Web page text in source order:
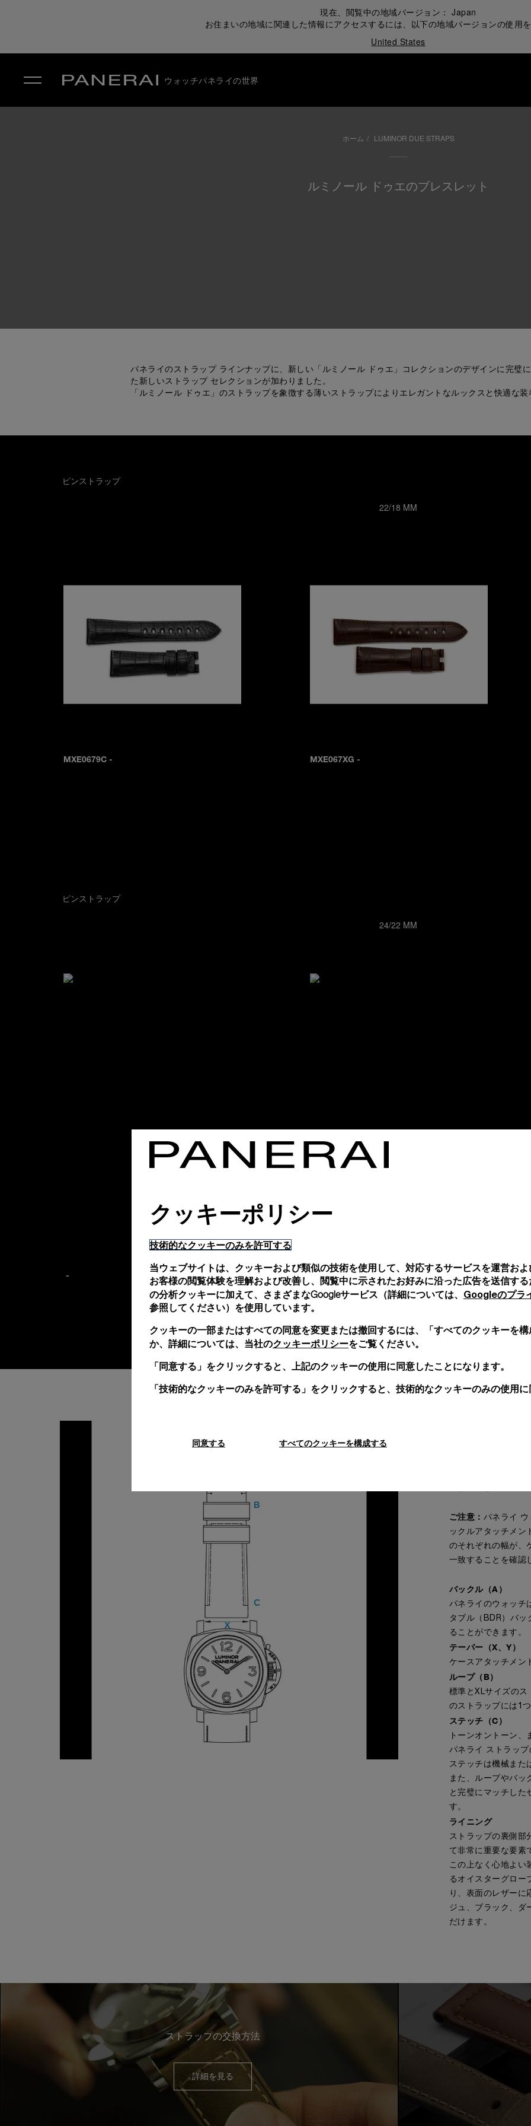
現在、閲覧中の地域バージョン：Japan
お住まいの地域に関連した情報にアクセスするには、以下の地域バージョンの使用
United States
ウォッチパネライの世界
ホーム LUMINOR DUE STRAPS
ルミノール ドゥエのブレスレット
パネライのストラップ ラインナップに、新しい「ルミノール ドゥエ」コレクションのデザインに完璧
た新しいストラップ セレクションが加わりました。
「ルミノール ドゥエ」のストラップを象徴する薄いストラップによりエレガントなルックスと快適な
ピンストラップ
22/18 MM
MXE0679C - MXE067XG -
ピンストラップ
24/22 MM
-
ご注意： パネライ
ックルアタッチメン
のそれぞれの幅が、
一致することを確認
バックル（A）
パネライのウォッチ
タブル（BDR）バ
ることができます。
テーパー（X、Y）
ケースアタッチメン
ループ（B）
標準とXLサイズの
のストラップには1
ステッチ（C）
トーンオントーン
パネライ ストラッ
ステッチは機械また
また、ループやバッ
と完璧にマッチした
す。
ライニング
ストラップの裏側部
て非常に重要な要素
この上なく心地よい
るオイスターグロー
り、表面のレザーに
ジュ、ブラック、ダ
だけます。
ストラップの交換方法
詳細を見る
クッキーポリシー
技術的なクッキーのみを許可する
当ウェブサイトは、クッキーおよび類似の技術を使用して、対応するサービスを運営お
お客様の閲覧体験を理解および改善し、閲覧中に示されたお好みに沿った広告を送信す
の分析クッキーに加えて、さまざまなGoogleサービス（詳細については、 Googleのプラ
参照してください）を使用しています。
クッキーの一部またはすべての同意を変更または撤回するには、「すべてのクッキーを
か、詳細については、当社のクッキーポリシーをご覧ください。
「同意する」をクリックすると、上記のクッキーの使用に同意したことになります。
「技術的なクッキーのみを許可する」をクリックすると、技術的なクッキーのみの使用
同意する すべてのクッキーを構成する